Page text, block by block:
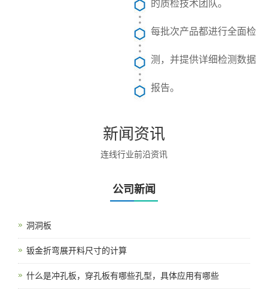
的质检技术团队。
每批次产品都进行全面检
测，并提供详细检测数据
报告。
新闻资讯
连线行业前沿资讯
公司新闻
洞洞板
钣金折弯展开料尺寸的计算
什么是冲孔板，穿孔板有哪些孔型，具体应用有哪些